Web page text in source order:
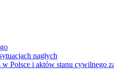
nagłych
w Polsce i aktów stanu cywilnego